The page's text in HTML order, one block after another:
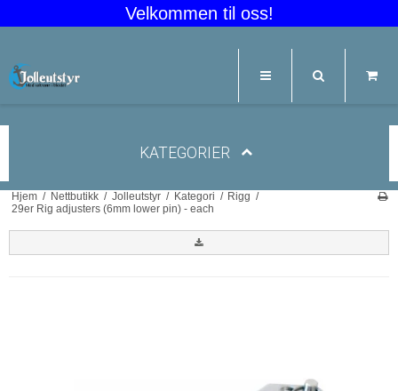
Velkommen til oss!
KATEGORIER
Hjem / Nettbutikk / Jolleutstyr / Kategori / Rigg /
29er Rig adjusters (6mm lower pin) - each